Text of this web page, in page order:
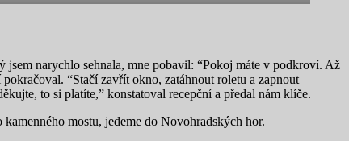
narychlo sehnala, mne pobavil: “Pokoj máte v podkroví. Až
“Stačí zavřít okno, zatáhnout roletu a zapnout
to si platíte,” konstatoval recepční a předal nám klíče.
mostu, jedeme do Novohradských hor.